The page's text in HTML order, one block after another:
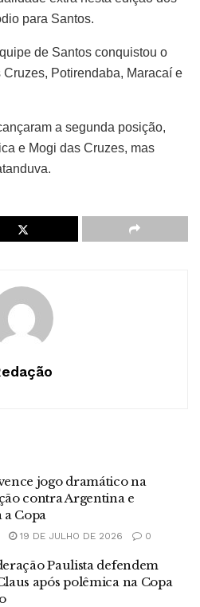
para Santos.
de Santos conquistou o
Potirendaba, Maracaí e
a segunda posição,
e Mogi das Cruzes, mas
jogo dramático na
contra Argentina e
a Copa
19 DE JULHO DE 2026 0
Paulista defendem
após polêmica na Copa